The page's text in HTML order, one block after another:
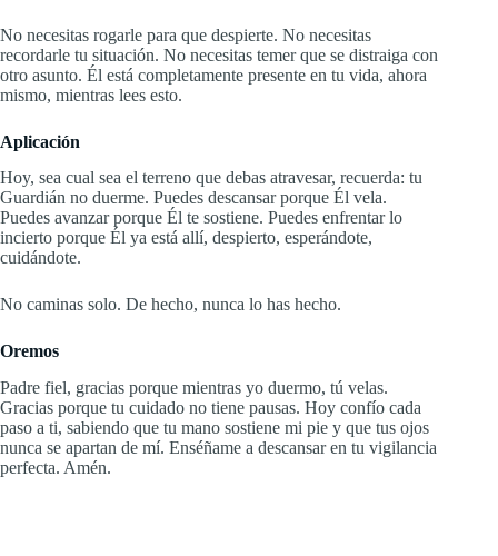
No necesitas rogarle para que despierte. No necesitas
recordarle tu situación. No necesitas temer que se distraiga con
otro asunto. Él está completamente presente en tu vida, ahora
mismo, mientras lees esto.
Aplicación
Hoy, sea cual sea el terreno que debas atravesar, recuerda: tu
Guardián no duerme. Puedes descansar porque Él vela.
Puedes avanzar porque Él te sostiene. Puedes enfrentar lo
incierto porque Él ya está allí, despierto, esperándote,
cuidándote.
No caminas solo. De hecho, nunca lo has hecho.
Oremos
Padre fiel, gracias porque mientras yo duermo, tú velas.
Gracias porque tu cuidado no tiene pausas. Hoy confío cada
paso a ti, sabiendo que tu mano sostiene mi pie y que tus ojos
nunca se apartan de mí. Enséñame a descansar en tu vigilancia
perfecta. Amén.